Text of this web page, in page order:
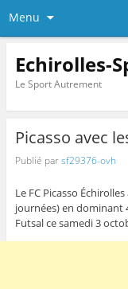
Menu
Echirolles-
Le Sport Autrement
Picasso avec
Publié parsf29376-ovh
Le FC Picasso
journées) en dominant
Futsal ce samedi 3